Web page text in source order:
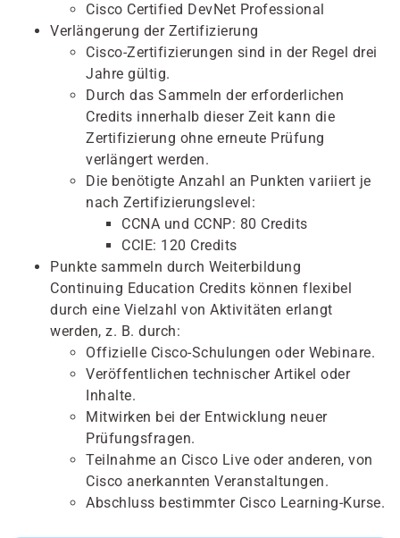
Cisco Certified DevNet Professional
Verlängerung der Zertifizierung
Cisco-Zertifizierungen sind in der Regel drei
Jahre gültig.
Durch das Sammeln der erforderlichen
Credits innerhalb dieser Zeit kann die
Zertifizierung ohne erneute Prüfung
verlängert werden.
Die benötigte Anzahl an Punkten variiert je
nach Zertifizierungslevel:
CCNA und CCNP: 80 Credits
CCIE: 120 Credits
Punkte sammeln durch Weiterbildung
Continuing Education Credits können flexibel
durch eine Vielzahl von Aktivitäten erlangt
werden, z. B. durch:
Offizielle Cisco-Schulungen oder Webinare.
Veröffentlichen technischer Artikel oder
Inhalte.
Mitwirken bei der Entwicklung neuer
Prüfungsfragen.
Teilnahme an Cisco Live oder anderen, von
Cisco anerkannten Veranstaltungen.
Abschluss bestimmter Cisco Learning-Kurse.